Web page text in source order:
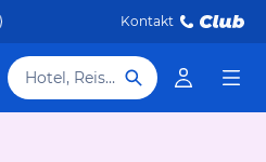
Kontakt
Hotel, Reiseziel